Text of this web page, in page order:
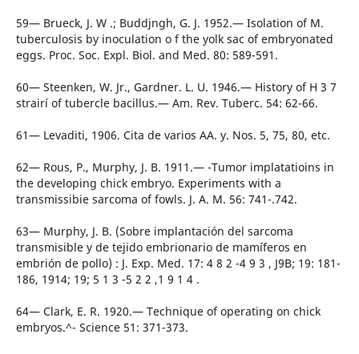
59— Brueck, J. W .; Buddjngh, G. J. 1952.— Isolation of M.
tuberculosis by inoculation o f the yolk sac of embryonated
eggs. Proc. Soc. Expl. Biol. and Med. 80: 589-591.
60— Steenken, W. Jr., Gardner. L. U. 1946.— History of H 3 7
strairí of tubercle bacillus.— Am. Rev. Tuberc. 54: 62-66.
61— Levaditi, 1906. Cita de varios AA. y. Nos. 5, 75, 80, etc.
62— Rous, P., Murphy, J. B. 1911.— -Tumor implatatioins in
the developing chick embryo. Experiments with a
transmissibie sarcoma of fowls. J. A. M. 56: 741-.742.
63— Murphy, J. B. (Sobre implantación del sarcoma
transmisible y de tejido embrionario de mamíferos en
embrión de pollo) : J. Exp. Med. 17: 4 8 2 -4 9 3 , J9B; 19: 181-
186, 1914; 19; 5 1 3 -5 2 2 ,1 9 1 4 .
64— Clark, E. R. 1920.— Technique of operating on chick
embryos.^- Science 51: 371-373.